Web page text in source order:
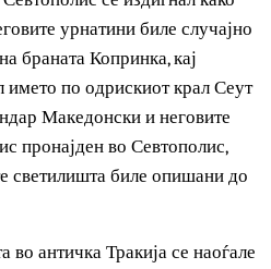
од поголемите тракиски села
од градовите се развиле
други имале првенствено
постојни поголеми населби